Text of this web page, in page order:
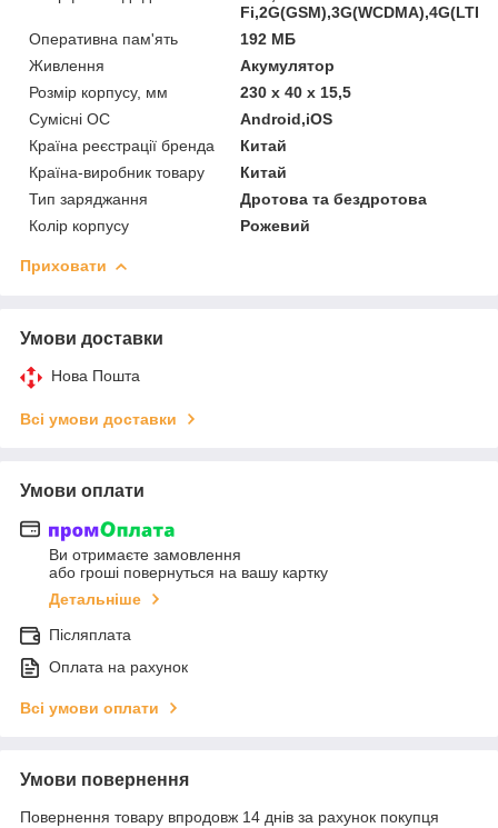
Fi,2G(GSM),3G(WCDMA),4G(LTE)
Оперативна пам'ять
192 МБ
Живлення
Акумулятор
Розмір корпусу, мм
230 х 40 х 15,5
Сумісні ОС
Android,iOS
Країна реєстрації бренда
Китай
Країна-виробник товару
Китай
Тип заряджання
Дротова та бездротова
Колір корпусу
Рожевий
Приховати
Умови доставки
Нова Пошта
Всі умови доставки
Умови оплати
Ви отримаєте замовлення
або гроші повернуться на вашу картку
Детальніше
Післяплата
Оплата на рахунок
Всі умови оплати
Умови повернення
Повернення товару впродовж 14 днів за рахунок покупця